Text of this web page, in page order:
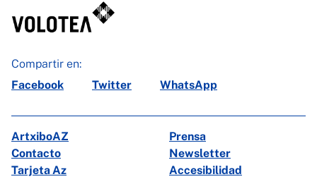
Compartir en:
Facebook
Twitter WhatsApp
ArtxiboAZ
Prensa
Contacto
Newsletter
Tarjeta Az
Accesibilidad